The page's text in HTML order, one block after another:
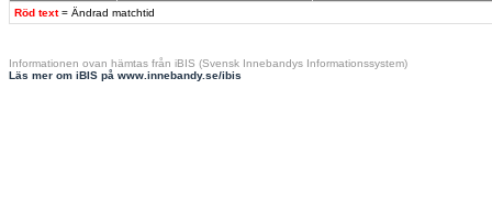
Röd text = Ändrad matchtid
Informationen ovan hämtas från iBIS (Svensk Innebandys Informationssystem)
Läs mer om iBIS på www.innebandy.se/ibis